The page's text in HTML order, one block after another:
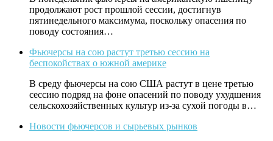
продолжают рост прошлой сессии, достигнув
пятинедельного максимума, поскольку опасения по
поводу состояния…
Фьючерсы на сою растут третью сессию на
беспокойствах о южной америке
В среду фьючерсы на сою США растут в цене третью
сессию подряд на фоне опасений по поводу ухудшения
сельскохозяйственных культур из-за сухой погоды в…
Новости фьючерсов и сырьевых рынков